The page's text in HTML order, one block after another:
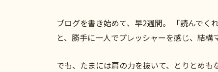
ブログを書き始めて、早2週間。 「読んでく
と、勝手に一人でプレッシャーを感じ、結構
でも、たまには肩の力を抜いて、とりとめ